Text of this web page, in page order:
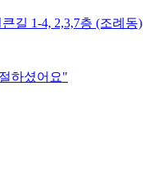
길 1-4, 2,3,7층 (조례동)
하셨어요"